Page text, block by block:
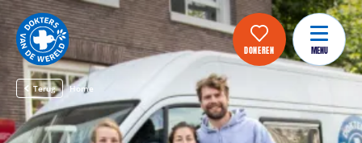
DONEREN MENU
Terug Home